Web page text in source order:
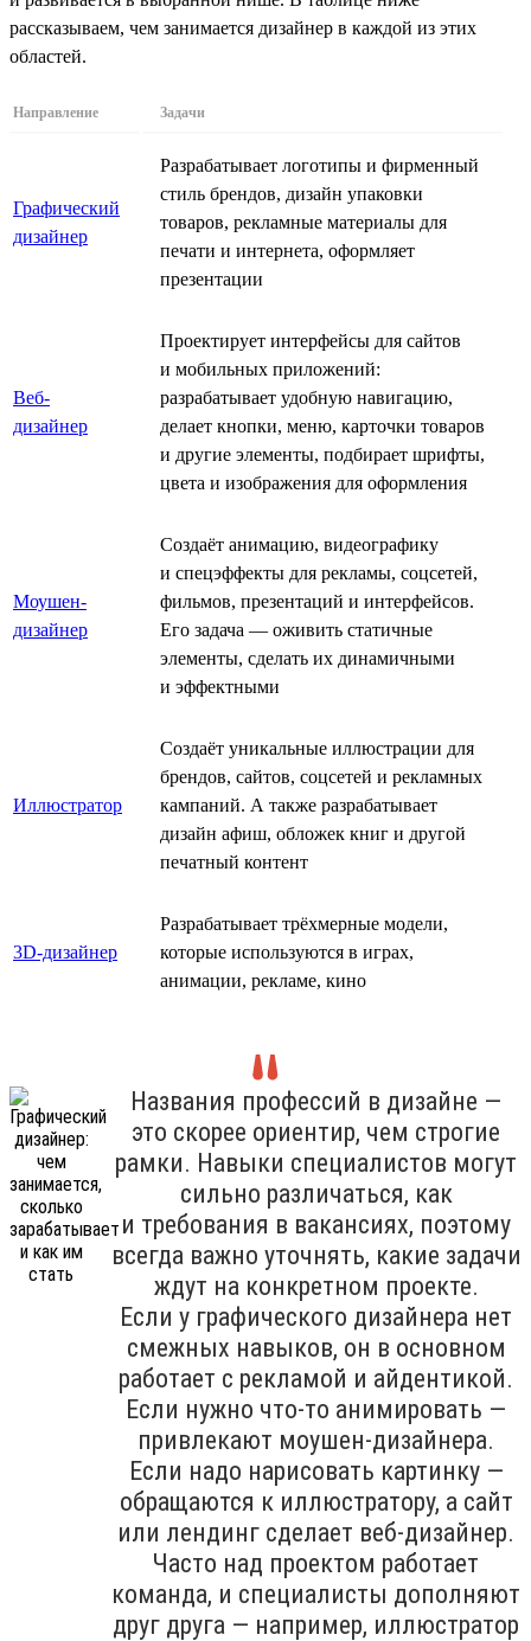
рассказываем, чем занимается дизайнер в каждой из этих
областей.
Направление Задачи
Графический
дизайнер
Разрабатывает логотипы и фирменный
стиль брендов, дизайн упаковки
товаров, рекламные материалы для
печати и интернета, оформляет
презентации
Веб-
дизайнер
Проектирует интерфейсы для сайтов
и мобильных приложений:
разрабатывает удобную навигацию,
делает кнопки, меню, карточки товаров
и другие элементы, подбирает шрифты,
цвета и изображения для оформления
Моушен-
дизайнер
Создаёт анимацию, видеографику
и спецэффекты для рекламы, соцсетей,
фильмов, презентаций и интерфейсов.
Его задача — оживить статичные
элементы, сделать их динамичными
и эффектными
Иллюстратор
Создаёт уникальные иллюстрации для
брендов, сайтов, соцсетей и рекламных
кампаний. А также разрабатывает
дизайн афиш, обложек книг и другой
печатный контент
3D-дизайнер
Разрабатывает трёхмерные модели,
которые используются в играх,
анимации, рекламе, кино
Названия профессий в дизайне —
это скорее ориентир, чем строгие
рамки. Навыки специалистов могут
сильно различаться, как
и требования в вакансиях, поэтому
всегда важно уточнять, какие задачи
ждут на конкретном проекте.
Если у графического дизайнера нет
смежных навыков, он в основном
работает с рекламой и айдентикой.
Если нужно что-то анимировать —
привлекают моушен-дизайнера.
Если надо нарисовать картинку —
обращаются к иллюстратору, а сайт
или лендинг сделает веб-дизайнер.
Часто над проектом работает
команда, и специалисты дополняют
друг друга — например, иллюстратор